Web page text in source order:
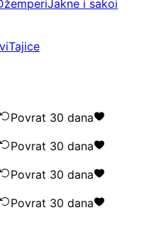
Jakne i sakoi
Tajice
Povrat 30 dana
Povrat 30 dana
Povrat 30 dana
Povrat 30 dana